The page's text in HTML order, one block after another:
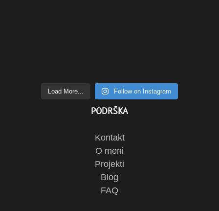
Load More... Follow on Instagram
PODRŠKA
Kontakt
O meni
Projekti
Blog
FAQ